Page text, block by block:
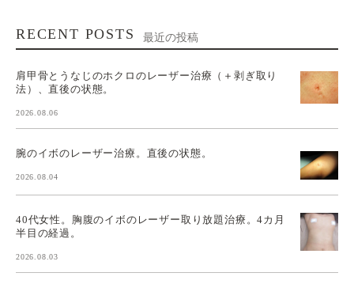
RECENT POSTS 最近の投稿
肩甲骨とうなじのホクロのレーザー治療（＋剥ぎ取り
法）、直後の状態。
2026.08.06
腕のイボのレーザー治療。直後の状態。
2026.08.04
40代女性。胸腹のイボのレーザー取り放題治療。4カ月
半目の経過。
2026.08.03